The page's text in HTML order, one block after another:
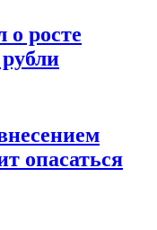
о росте
опасаться